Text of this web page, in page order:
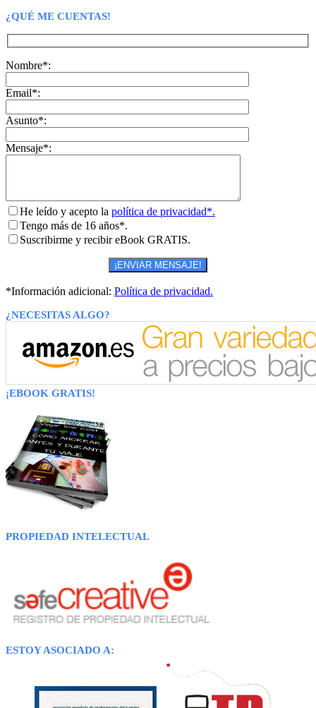
¿QUÉ ME CUENTAS!
Nombre*:
Email*:
Asunto*:
Mensaje*:
He leído y acepto la política de privacidad*.
Tengo más de 16 años*.
Suscribirme y recibir eBook GRATIS.
*Información adicional: Política de privacidad.
¿NECESITAS ALGO?
¡EBOOK GRATIS!
PROPIEDAD INTELECTUAL
ESTOY ASOCIADO A: